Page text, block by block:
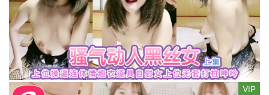
VIP